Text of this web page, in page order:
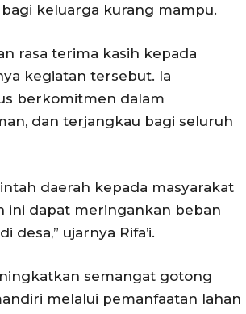
keluarga kurang mampu.
rasa terima kasih kepada
kegiatan tersebut. Ia
berkomitmen dalam
dan terjangkau bagi seluruh
daerah kepada masyarakat
ini dapat meringankan beban
ujarnya Rifa’i.
semangat gotong
melalui pemanfaatan lahan